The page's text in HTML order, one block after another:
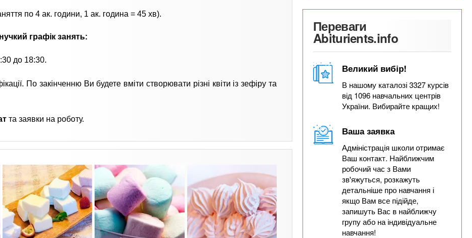
по 4 ак. години, 1 ак. година = 45 хв).
графік занять:
до 18:30.
По закінченню Ви будете вміти створювати різні квіти із зефіру та
та заявки на роботу.
Переваги
Abiturients.info
Великий вибір!
В нашому каталозі 3327 курсів
від 1096 навчальних центрів
України. Вибирайте кращих!
Ваша заявка
Адміністрація школи отримає
Ваш контакт. Найближчим
робочий час з Вами
зв'яжуться, розкажуть
детальніше про навчання і
якщо Вам все підійде,
запишуть Вас в найближчу
групу або на індивідуальне
навчання!